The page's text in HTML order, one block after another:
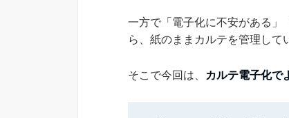
一方で「電子化に不安がある」
ら、紙のままカルテを管理して
そこで今回は、 カルテ電子化で